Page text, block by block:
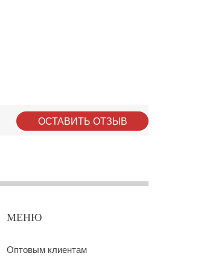
ОСТАВИТЬ ОТЗЫВ
МЕНЮ
Оптовым клиентам